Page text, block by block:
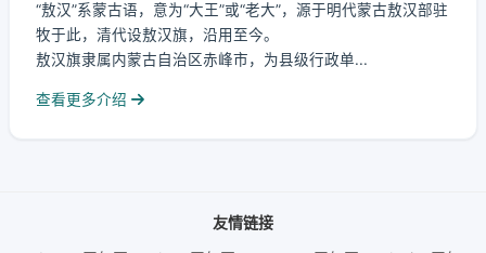
“敖汉”系蒙古语，意为“大王”或“老大”，源于明代蒙古敖汉部驻
牧于此，清代设敖汉旗，沿用至今。
敖汉旗隶属内蒙古自治区赤峰市，为县级行政单...
查看更多介绍
友情链接